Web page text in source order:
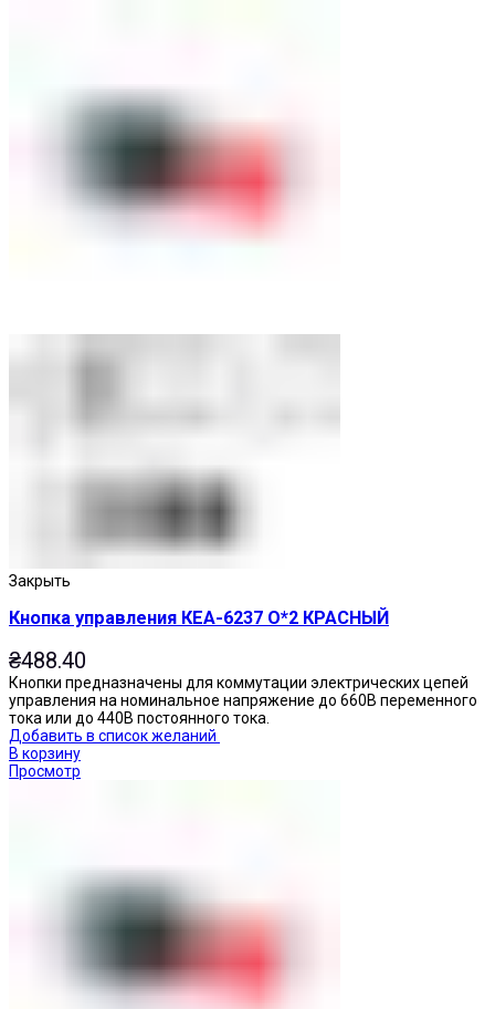
Закрыть
Кнопка управления КЕА-6237 О*2 КРАСНЫЙ
₴488.40
Кнопки предназначены для коммутации электрических цепей
управления на номинальное напряжение до 660В переменного
тока или до 440В постоянного тока.
Добавить в список желаний
В корзину
Просмотр